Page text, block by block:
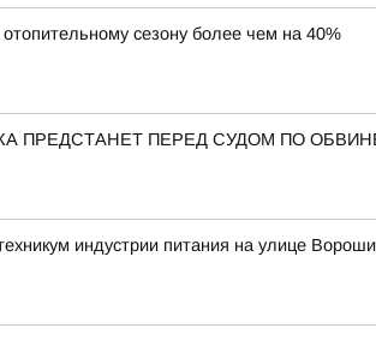
отопительному сезону более чем на 40%
ПРЕДСТАНЕТ ПЕРЕД СУДОМ ПО
индустрии питания на улице